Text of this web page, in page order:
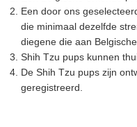
Een door ons
die minimaal dezelfde
diegene die aan
Shih Tzu pups kunnen
De Shih Tzu pups zijn
geregistreerd.